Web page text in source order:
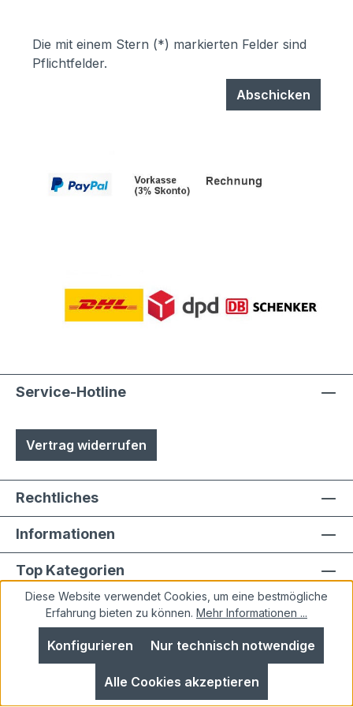
Die mit einem Stern (*) markierten Felder sind
Pflichtfelder.
Abschicken
Service-Hotline
Vertrag widerrufen
Rechtliches
Informationen
Top Kategorien
Alle Preise inkl. gesetzl. Mehrwertsteuer zzgl.
Versandkostenund ggf. Nachnahmegebühren, wenn
nicht anders angegeben.
Diese Website verwendet Cookies, um eine bestmögliche
Erfahrung bieten zu können. Mehr Informationen ...
Nur technisch notwendige
Konfigurieren
Alle Cookies akzeptieren